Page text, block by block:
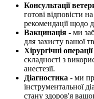
Консультації
готові відповісти
рекомендації щодо
Вакцинація - ми
для захисту вашої
Хірургічні операції
складності з
анестезії.
Діагностика - ми
інструментальної
стану здоров'я